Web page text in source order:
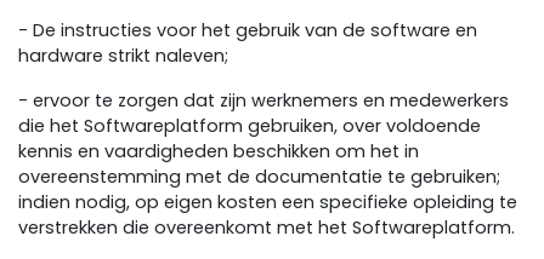
- De instructies voor het gebruik van de software en
hardware strikt naleven;
- ervoor te zorgen dat zijn werknemers en medewerkers
die het Softwareplatform gebruiken, over voldoende
kennis en vaardigheden beschikken om het in
overeenstemming met de documentatie te gebruiken;
indien nodig, op eigen kosten een specifieke opleiding te
verstrekken die overeenkomt met het Softwareplatform.